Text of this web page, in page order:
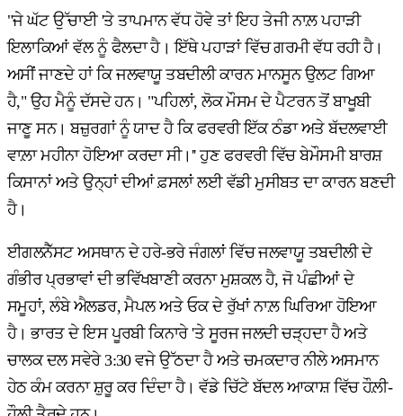
"ਜੇ ਘੱਟ ਉੱਚਾਈ 'ਤੇ ਤਾਪਮਾਨ ਵੱਧ ਹੋਵੇ ਤਾਂ ਇਹ ਤੇਜੀ ਨਾਲ਼ ਪਹਾੜੀ
ਇਲਾਕਿਆਂ ਵੱਲ ਨੂੰ ਫੈਲਦਾ ਹੈ। ਇੱਥੇ ਪਹਾੜਾਂ ਵਿੱਚ ਗਰਮੀ ਵੱਧ ਰਹੀ ਹੈ।
ਅਸੀਂ ਜਾਣਦੇ ਹਾਂ ਕਿ ਜਲਵਾਯੂ ਤਬਦੀਲੀ ਕਾਰਨ ਮਾਨਸੂਨ ਉਲਟ ਗਿਆ
ਹੈ," ਉਹ ਮੈਨੂੰ ਦੱਸਦੇ ਹਨ। "ਪਹਿਲਾਂ, ਲੋਕ ਮੌਸਮ ਦੇ ਪੈਟਰਨ ਤੋਂ ਬਾਖੂਬੀ
ਜਾਣੂ ਸਨ। ਬਜ਼ੁਰਗਾਂ ਨੂੰ ਯਾਦ ਹੈ ਕਿ ਫਰਵਰੀ ਇੱਕ ਠੰਡਾ ਅਤੇ ਬੱਦਲਵਾਈ
ਵਾਲ਼ਾ ਮਹੀਨਾ ਹੋਇਆ ਕਰਦਾ ਸੀ।'' ਹੁਣ ਫਰਵਰੀ ਵਿੱਚ ਬੇਮੌਸਮੀ ਬਾਰਸ਼
ਕਿਸਾਨਾਂ ਅਤੇ ਉਨ੍ਹਾਂ ਦੀਆਂ ਫ਼ਸਲਾਂ ਲਈ ਵੱਡੀ ਮੁਸੀਬਤ ਦਾ ਕਾਰਨ ਬਣਦੀ
ਹੈ।
ਈਗਲਨੈੱਸਟ ਅਸਥਾਨ ਦੇ ਹਰੇ-ਭਰੇ ਜੰਗਲਾਂ ਵਿੱਚ ਜਲਵਾਯੂ ਤਬਦੀਲੀ ਦੇ
ਗੰਭੀਰ ਪ੍ਰਭਾਵਾਂ ਦੀ ਭਵਿੱਖਬਾਣੀ ਕਰਨਾ ਮੁਸ਼ਕਲ ਹੈ, ਜੋ ਪੰਛੀਆਂ ਦੇ
ਸਮੂਹਾਂ, ਲੰਬੇ ਐਲਡਰ, ਮੈਪਲ ਅਤੇ ਓਕ ਦੇ ਰੁੱਖਾਂ ਨਾਲ਼ ਘਿਰਿਆ ਹੋਇਆ
ਹੈ। ਭਾਰਤ ਦੇ ਇਸ ਪੂਰਬੀ ਕਿਨਾਰੇ 'ਤੇ ਸੂਰਜ ਜਲਦੀ ਚੜ੍ਹਦਾ ਹੈ ਅਤੇ
ਚਾਲਕ ਦਲ ਸਵੇਰੇ 3:30 ਵਜੇ ਉੱਠਦਾ ਹੈ ਅਤੇ ਚਮਕਦਾਰ ਨੀਲੇ ਅਸਮਾਨ
ਹੇਠ ਕੰਮ ਕਰਨਾ ਸ਼ੁਰੂ ਕਰ ਦਿੰਦਾ ਹੈ। ਵੱਡੇ ਚਿੱਟੇ ਬੱਦਲ ਆਕਾਸ਼ ਵਿੱਚ ਹੌਲ਼ੀ-